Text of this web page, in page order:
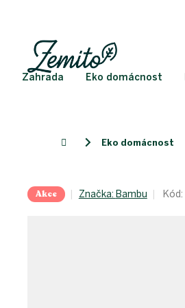
Zahrada Eko domácnost
Domů Eko domácnost
Akce Značka: Bambu Kód: